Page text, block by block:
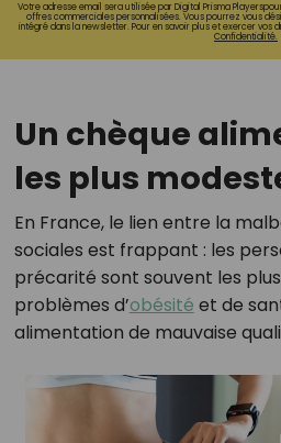
Votre adresse email sera utilisée par Digital Prisma
offres commerciales personnalisées. Vous pourrez vous
intégré dans la newsletter. Pour en savoir plus et exercer vos
Confidentialité.
Un chèque
les plus
En France, le lien entre la
sociales est frappant : les
précarité sont souvent les
problèmes d’obésité et de
alimentation de mauvaise